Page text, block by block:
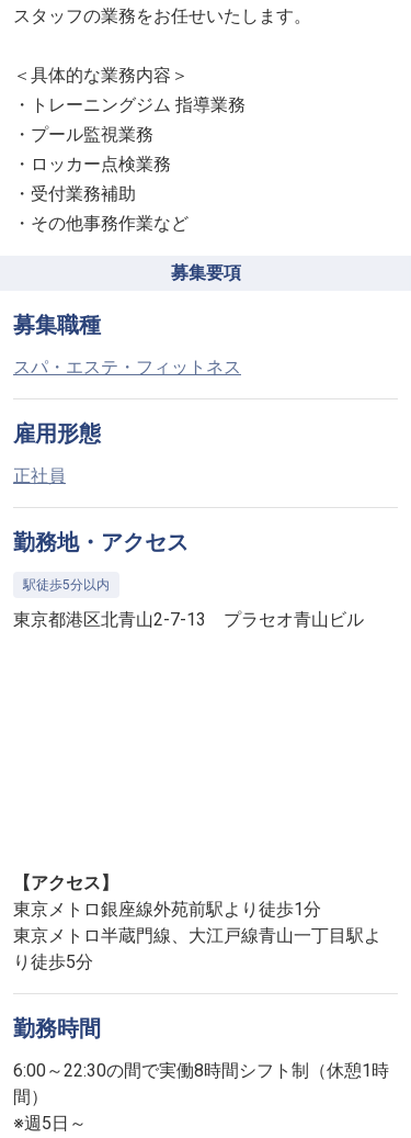
スタッフの業務をお任せいたします。
＜具体的な業務内容＞
・トレーニングジム 指導業務
・プール監視業務
・ロッカー点検業務
・受付業務補助
・その他事務作業など
募集要項
募集職種
スパ・エステ・フィットネス
雇用形態
正社員
勤務地・アクセス
駅徒歩5分以内
東京都港区北青山2-7-13 プラセオ青山ビル
【アクセス】
東京メトロ銀座線外苑前駅より徒歩1分
東京メトロ半蔵門線、大江戸線青山一丁目駅よ
り徒歩5分
勤務時間
6:00～22:30の間で実働8時間シフト制（休憩1時
間）
※週5日～